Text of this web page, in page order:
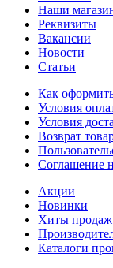
Наши
Реквизиты
Вакансии
Новости
Статьи
Как оформить
Условия
Условия
Возврат
Соглашение
Акции
Новинки
Хиты продаж
Каталоги